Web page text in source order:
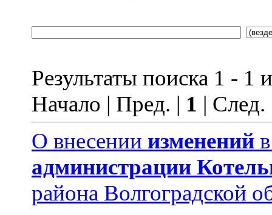
Результаты поиска 1 - 1
Начало | Пред. | 1 |
О внесении изменений
администрации
района Волгоградской